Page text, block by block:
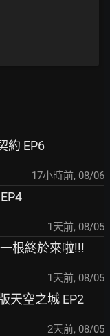
約 EP6
17小時前, 08/06
1天前, 08/05
根終於來啦!!!
1天前, 08/05
天空之城 EP2
2天前, 08/05